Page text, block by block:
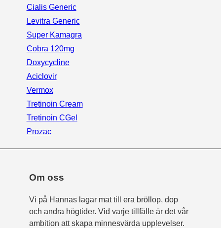
Cialis Generic
Levitra Generic
Super Kamagra
Cobra 120mg
Doxycycline
Aciclovir
Vermox
Tretinoin Cream
Tretinoin CGel
Prozac
Om oss
Vi på Hannas lagar mat till era bröllop, dop
och andra högtider. Vid varje tillfälle är det vår
ambition att skapa minnesvärda upplevelser.